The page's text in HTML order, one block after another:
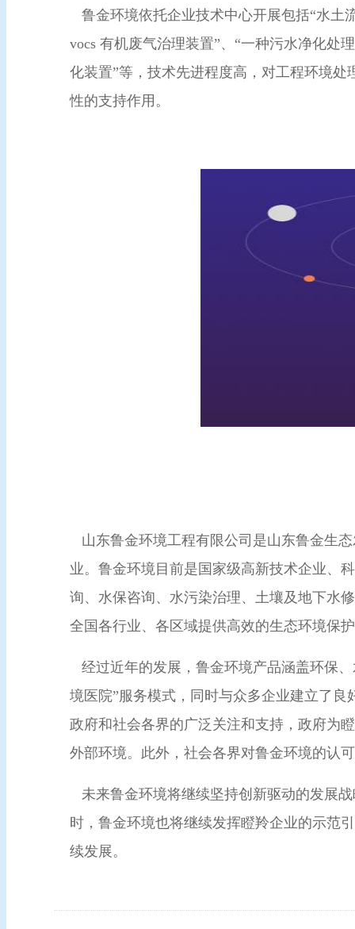
鲁金环境依托企业技术中心开展包括“水土
vocs 有机废气治理装置”、“一种污水净化处
化装置”等，技术先进程度高，对工程环境
性的支持作用。
山东鲁金环境工程有限公司是山东鲁金生
业。鲁金环境目前是国家级高新技术企业、
询、水保咨询、水污染治理、土壤及地下水
全国各行业、各区域提供高效的生态环境保
经过近年的发展，鲁金环境产品涵盖环保
境医院”服务模式，同时与众多企业建立了
政府和社会各界的广泛关注和支持，政府为
外部环境。此外，社会各界对鲁金环境的认
未来鲁金环境将继续坚持创新驱动的发展
时，鲁金环境也将继续发挥瞪羚企业的示范
续发展。